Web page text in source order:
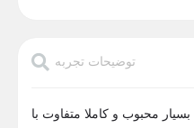
توضیحات تجربه
محبوب و کاملا متفاوت با